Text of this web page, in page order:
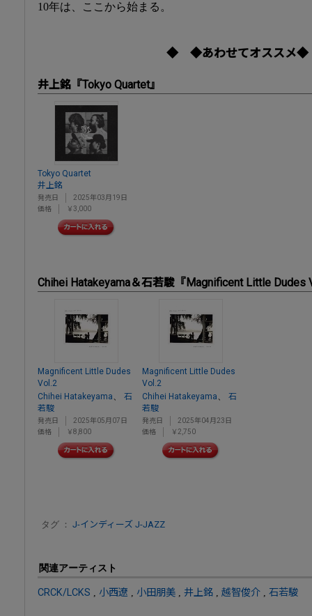
10年は、ここから始まる。
◆ ◆あわせてオスス
井上銘『Tokyo Quartet』
Tokyo Quartet
井上銘
発売日
2025年03月19日
価格
￥3,000
Chihei Hatakeyama＆石若駿『Magnificent Little Dudes
Magnificent Little Dudes
Vol.2
Chihei Hatakeyama
石
若駿
発売日
2025年05月07日
価格
￥8,800
Magnificent Little Dudes
Vol.2
Chihei Hatakeyama
石
若駿
発売日
2025年04月23日
価格
￥2,750
タグ ： J-インディーズ J-JAZZ
関連アーティスト
CRCK/LCKS , 小西遼 , 小田朋美 , 井上銘 , 越智俊介 , 石若駿